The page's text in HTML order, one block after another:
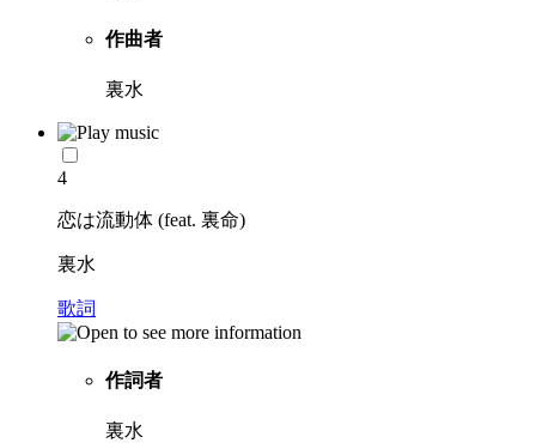
作曲者
裏水
4
恋は流動体 (feat. 裏命)
裏水
歌詞
作詞者
裏水